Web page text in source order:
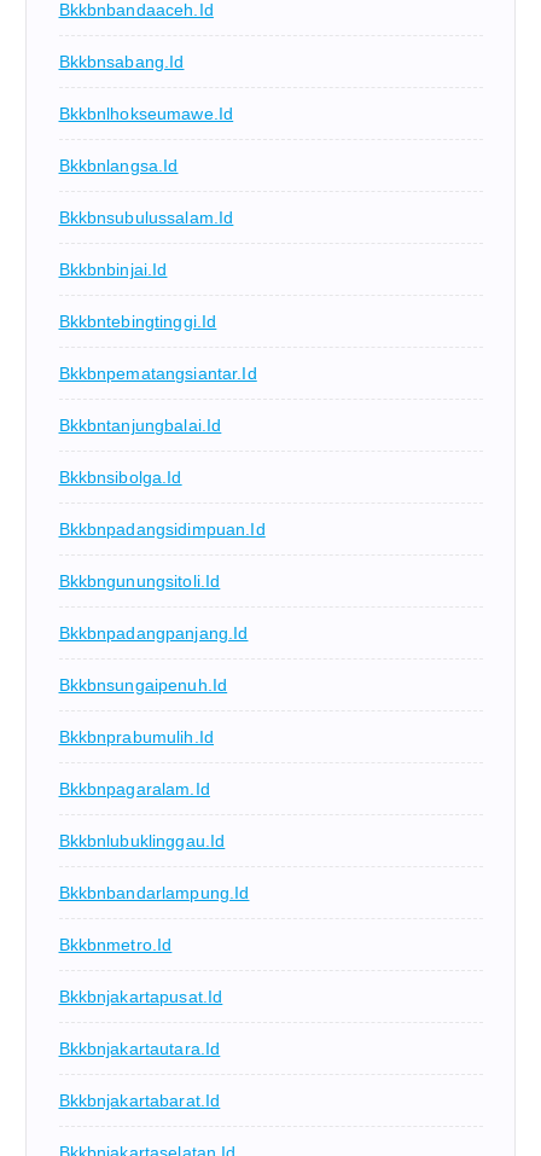
Bkkbnbandaaceh.id
Bkkbnsabang.id
Bkkbnlhokseumawe.id
Bkkbnlangsa.id
Bkkbnsubulussalam.id
Bkkbnbinjai.id
Bkkbntebingtinggi.id
Bkkbnpematangsiantar.id
Bkkbntanjungbalai.id
Bkkbnsibolga.id
Bkkbnpadangsidimpuan.id
Bkkbngunungsitoli.id
Bkkbnpadangpanjang.id
Bkkbnsungaipenuh.id
Bkkbnprabumulih.id
Bkkbnpagaralam.id
Bkkbnlubuklinggau.id
Bkkbnbandarlampung.id
Bkkbnmetro.id
Bkkbnjakartapusat.id
Bkkbnjakartautara.id
Bkkbnjakartabarat.id